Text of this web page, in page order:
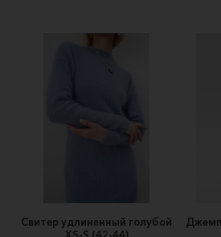
Свитер удлиненный голубой